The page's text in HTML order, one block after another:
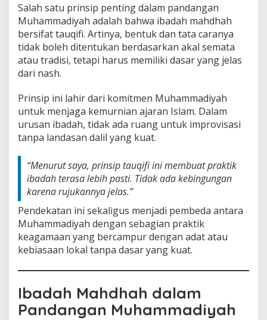
Salah satu prinsip penting dalam pandangan
Muhammadiyah adalah bahwa ibadah mahdhah
bersifat tauqifi. Artinya, bentuk dan tata caranya
tidak boleh ditentukan berdasarkan akal semata
atau tradisi, tetapi harus memiliki dasar yang jelas
dari nash.
Prinsip ini lahir dari komitmen Muhammadiyah
untuk menjaga kemurnian ajaran Islam. Dalam
urusan ibadah, tidak ada ruang untuk improvisasi
tanpa landasan dalil yang kuat.
“Menurut saya, prinsip tauqifi ini membuat praktik
ibadah terasa lebih pasti. Tidak ada kebingungan
karena rujukannya jelas.”
Pendekatan ini sekaligus menjadi pembeda antara
Muhammadiyah dengan sebagian praktik
keagamaan yang bercampur dengan adat atau
kebiasaan lokal tanpa dasar yang kuat.
Ibadah Mahdhah dalam
Pandangan Muhammadiyah